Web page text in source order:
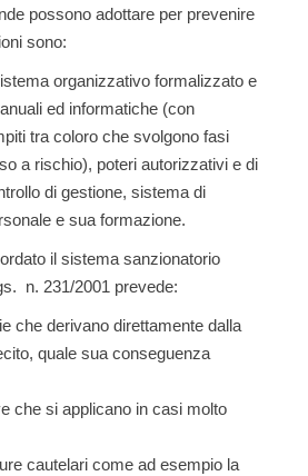
possono adottare per prevenire
sono:
organizzativo formalizzato e
ed informatiche (con
tra coloro che svolgono fasi
a rischio), poteri autorizzativi e di
di gestione, sistema di
e sua formazione.
il sistema sanzionatorio
n. 231/2001 prevede:
che derivano direttamente dalla
quale sua conseguenza
che si applicano in casi molto
cautelari come ad esempio la